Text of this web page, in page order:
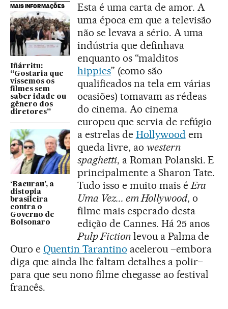
MAIS INFORMAÇÕES
Iñárritu:
“Gostaria que
víssemos os
filmes sem
saber idade ou
gênero dos
diretores”
‘Bacurau’, a
distopia
brasileira
contra o
Governo de
Bolsonaro
Esta é uma carta de amor. A
uma época em que a televisão
não se levava a sério. A uma
indústria que definhava
enquanto os “malditos
hippies” (como são
qualificados na tela em várias
ocasiões) tomavam as rédeas
do cinema. Ao cinema
europeu que servia de refúgio
a estrelas de Hollywoodem
queda livre, ao western
spaghetti, a Roman Polanski. E
principalmente a Sharon Tate.
Tudo isso e muito mais éEra
Uma Vez... em Hollywood, o
filme mais esperado desta
edição de Cannes. Há 25 anos
Pulp Fictionlevou a Palma de
Ouro e Quentin Tarantino acelerou –embora
diga que ainda lhe faltam detalhes a polir–
para que seu nono filme chegasse ao festival
francês.